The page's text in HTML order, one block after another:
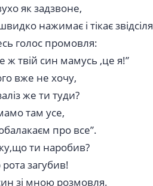
як задзвоне,
нажимає і тікає звідсіля
голос промовля:
ж твій син мамусь ,це я!”
вже не хочу,
же ти туди?
там усе,
про все”.
ти наробив?
загубив!
зі мною розмовля.